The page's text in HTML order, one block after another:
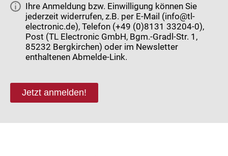
Ihre Anmeldung bzw. Einwilligung können Sie
jederzeit widerrufen, z.B. per E-Mail (info@tl-
electronic.de), Telefon (+49 (0)8131 33204-0),
Post (TL Electronic GmbH, Bgm.-Gradl-Str. 1,
85232 Bergkirchen) oder im Newsletter
enthaltenen Abmelde-Link.
Jetzt anmelden!